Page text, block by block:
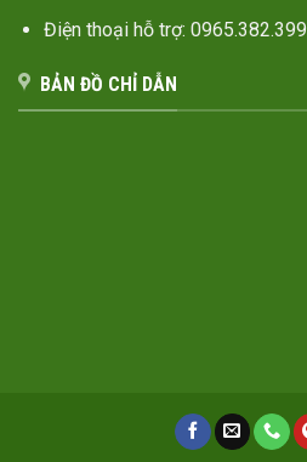
Điện thoại hỗ trợ: 0965.382.399
BẢN ĐỒ CHỈ DẪN